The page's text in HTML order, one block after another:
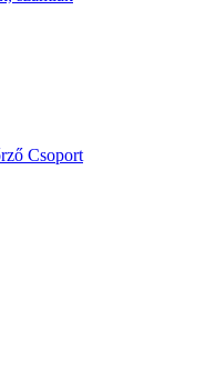
Csoport